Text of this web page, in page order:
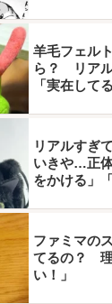
羊毛フェル
ら？ リアル
「実在して
リアルすぎ
いきや…正
をかける」
ファミマの
てるの？ 理
い！」